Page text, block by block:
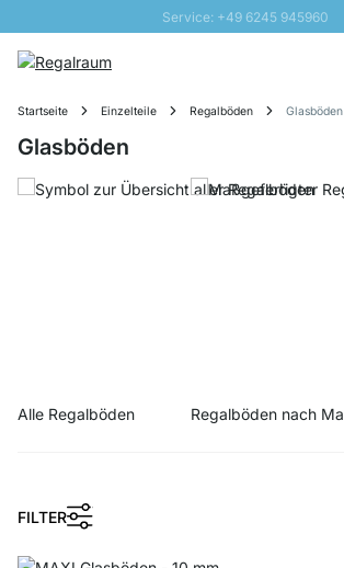
Service: +49 6245 945960
Schnelle Lieferung - Gratis Versand
SUNNY SALE: Bis zu 20% Rabatt
Startseite Einzelteile Regalböden Glasböden
Glasböden
Alle Regalböden Regalböden nach
FILTER
1